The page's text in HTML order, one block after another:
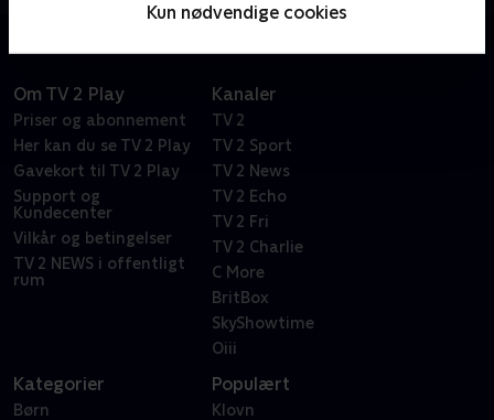
Kun nødvendige cookies
Om TV 2 Play
Priser og abonnement
Her kan du se TV 2 Play
Gavekort til TV 2 Play
Support og
Kundecenter
Vilkår og betingelser
TV 2 NEWS i offentligt
rum
Kanaler
TV 2
TV 2 Sport
TV 2 News
TV 2 Echo
TV 2 Fri
TV 2 Charlie
C More
BritBox
SkyShowtime
Oiii
Kategorier
Børn
Populært
Klovn